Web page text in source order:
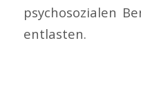
psychosozialen
entlasten.